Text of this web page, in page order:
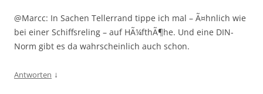
@Marcc: In Sachen Tellerrand tippe ich mal – Ã¤hnlich wie
bei einer Schiffsreling – auf HÃ¼fthÃ¶he. Und eine DIN-
Norm gibt es da wahrscheinlich auch schon.
Antworten ↓